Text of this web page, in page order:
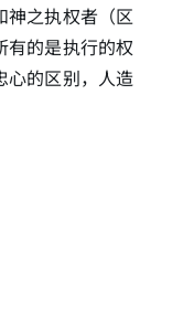
神之执权者（区
的是执行的权
心的区别，人造